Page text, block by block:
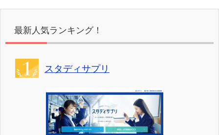
最新人気ランキング！
スタディサプリ